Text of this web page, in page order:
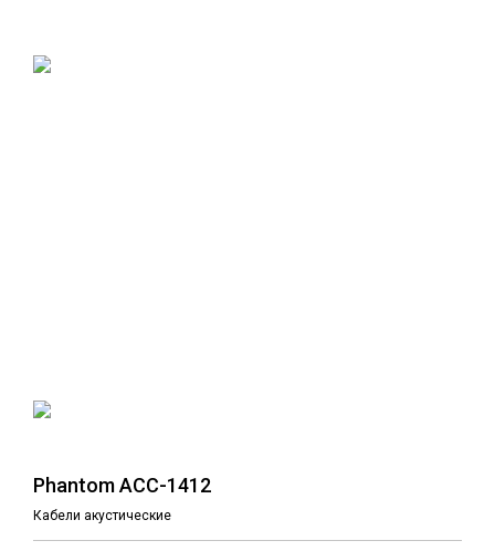
Phantom ACC-1412
Кабели акустические